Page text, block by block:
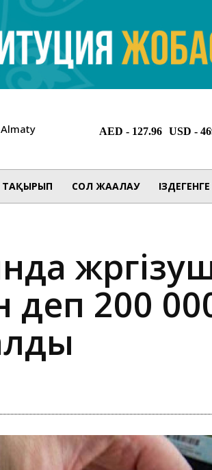
Almaty
ТАҚЫРЫП СОЛ ЖАҒАЛАУ
деп 200